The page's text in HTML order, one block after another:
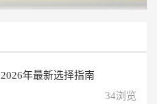
年最新选择指南
34浏览